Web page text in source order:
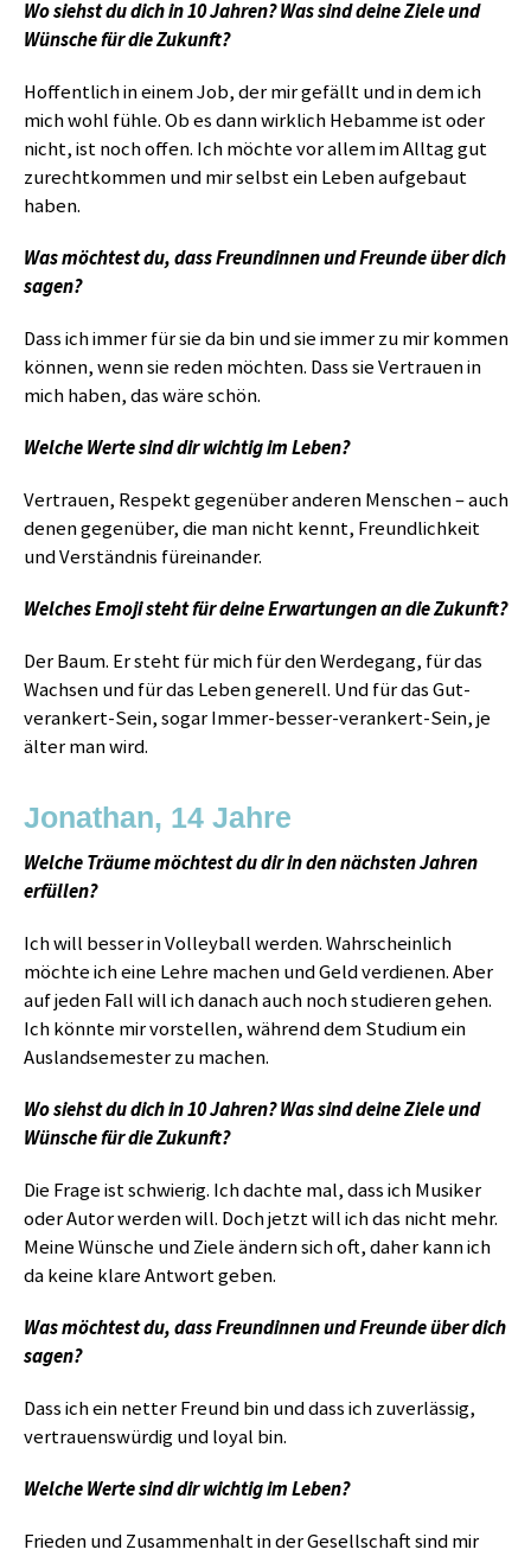
Wo siehst du dich in 10 Jahren? Was sind deine Ziele und
Wünsche für die Zukunft?
Hoffentlich in einem Job, der mir gefällt und in dem ich
mich wohl fühle. Ob es dann wirklich Hebamme ist oder
nicht, ist noch offen. Ich möchte vor allem im Alltag gut
zurechtkommen und mir selbst ein Leben aufgebaut
haben.
Was möchtest du, dass Freundinnen und Freunde über dich
sagen?
Dass ich immer für sie da bin und sie immer zu mir kommen
können, wenn sie reden möchten. Dass sie Vertrauen in
mich haben, das wäre schön.
Welche Werte sind dir wichtig im Leben?
Vertrauen, Respekt gegenüber anderen Menschen – auch
denen gegenüber, die man nicht kennt, Freundlichkeit
und Verständnis füreinander.
Welches Emoji steht für deine Erwartungen an die Zukunft?
Der Baum. Er steht für mich für den Werdegang, für das
Wachsen und für das Leben generell. Und für das Gut-
verankert-Sein, sogar Immer-besser-verankert-Sein, je
älter man wird.
Jonathan, 14 Jahre
Welche Träume möchtest du dir in den nächsten Jahren
erfüllen?
Ich will besser in Volleyball werden. Wahrscheinlich
möchte ich eine Lehre machen und Geld verdienen. Aber
auf jeden Fall will ich danach auch noch studieren gehen.
Ich könnte mir vorstellen, während dem Studium ein
Auslandsemester zu machen.
Wo siehst du dich in 10 Jahren? Was sind deine Ziele und
Wünsche für die Zukunft?
Die Frage ist schwierig. Ich dachte mal, dass ich Musiker
oder Autor werden will. Doch jetzt will ich das nicht mehr.
Meine Wünsche und Ziele ändern sich oft, daher kann ich
da keine klare Antwort geben.
Was möchtest du, dass Freundinnen und Freunde über dich
sagen?
Dass ich ein netter Freund bin und dass ich zuverlässig,
vertrauenswürdig und loyal bin.
Welche Werte sind dir wichtig im Leben?
Frieden und Zusammenhalt in der Gesellschaft sind mir